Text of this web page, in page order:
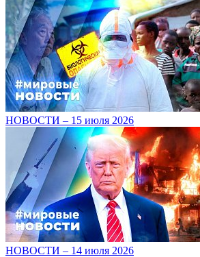
НОВОСТИ – 15 июля 2026
НОВОСТИ – 14 июля 2026